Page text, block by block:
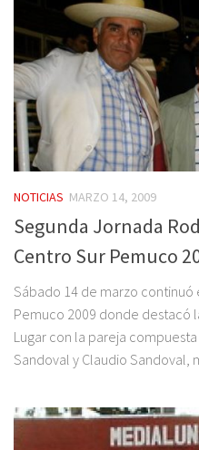
NOTICIAS MARZO 14, 2009
Segunda Jornada
Centro Sur Pemuco
Sábado 14 de marzo continuó
Pemuco 2009 donde destacó
Lugar con la pareja
Sandoval y Claudio Sandoval,